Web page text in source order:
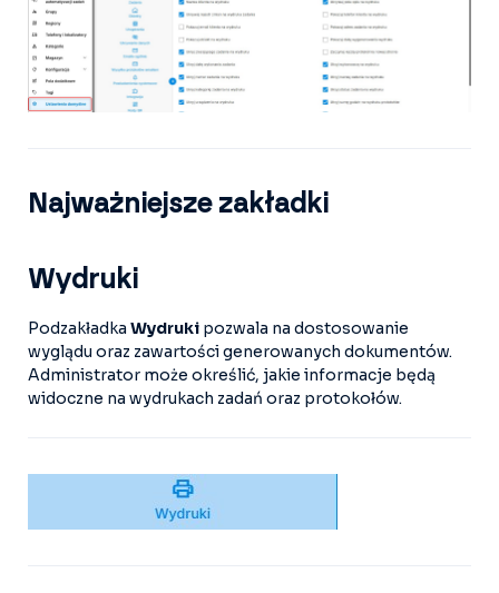
Najważniejsze zakładki
Wydruki
Podzakładka Wydruki pozwala na dostosowanie
wyglądu oraz zawartości generowanych dokumentów.
Administrator może określić, jakie informacje będą
widoczne na wydrukach zadań oraz protokołów.